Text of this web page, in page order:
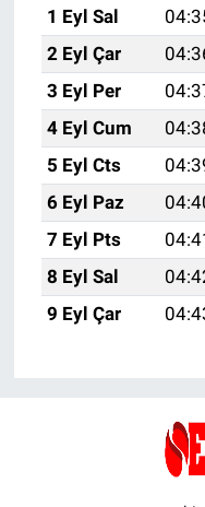
1 Eyl Sal
2 Eyl Çar
3 Eyl Per
4 Eyl Cum
5 Eyl Cts
6 Eyl Paz
7 Eyl Pts
8 Eyl Sal
9 Eyl Çar